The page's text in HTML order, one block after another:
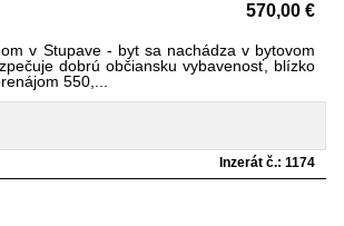
570,00 €
v Stupave - byt sa nachádza v bytovom
dobrú občiansku vybavenosť, blízko
550,...
Inzerát č.: 1174